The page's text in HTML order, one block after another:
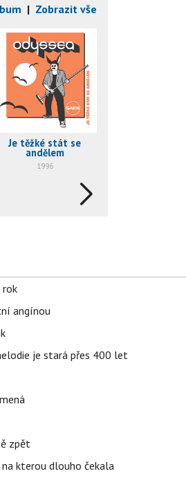
| Zobrazit vše
Je těžké stát se
andělem
1996
rok
angínou
je stará přes 400 let
zpět
kterou dlouho čekala